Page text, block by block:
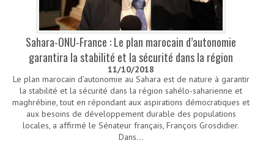
Sahara-ONU-France : Le plan marocain d’autonomie
garantira la stabilité et la sécurité dans la région
11/10/2018
Le plan marocain d’autonomie au Sahara est de nature à garantir
la stabilité et la sécurité dans la région sahélo-saharienne et
maghrébine, tout en répondant aux aspirations démocratiques et
aux besoins de développement durable des populations
locales, a affirmé le Sénateur français, François Grosdidier.
Dans…